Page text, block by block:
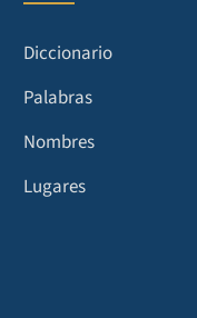
Diccionario
Palabras
Nombres
Lugares